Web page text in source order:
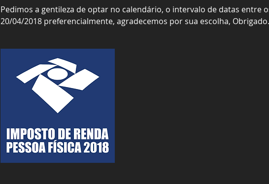
Pedimos a gentileza de optar no calendário, o intervalo de datas entre
20/04/2018 preferencialmente, agradecemos por sua escolha, Obrigado.